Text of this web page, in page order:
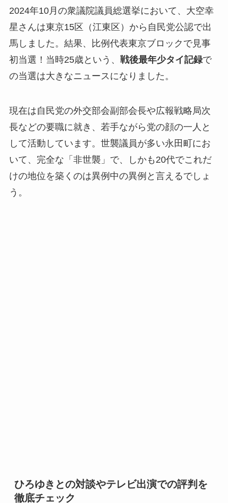
2024年10月の衆議院議員総選挙において、大空幸
星さんは東京15区（江東区）から自民党公認で出
馬しました。結果、比例代表東京ブロックで見事
初当選！当時25歳という、 戦後最年少タイ記録で
の当選は大きなニュースになりました。
現在は自民党の外交部会副部会長や広報戦略局次
長などの要職に就き、若手ながら党の顔の一人と
して活動しています。世襲議員が多い永田町にお
いて、完全な「非世襲」で、しかも20代でこれだ
けの地位を築くのは異例中の異例と言えるでしょ
う。
ひろゆきとの対談やテレビ出演での評判を
徹底チェック